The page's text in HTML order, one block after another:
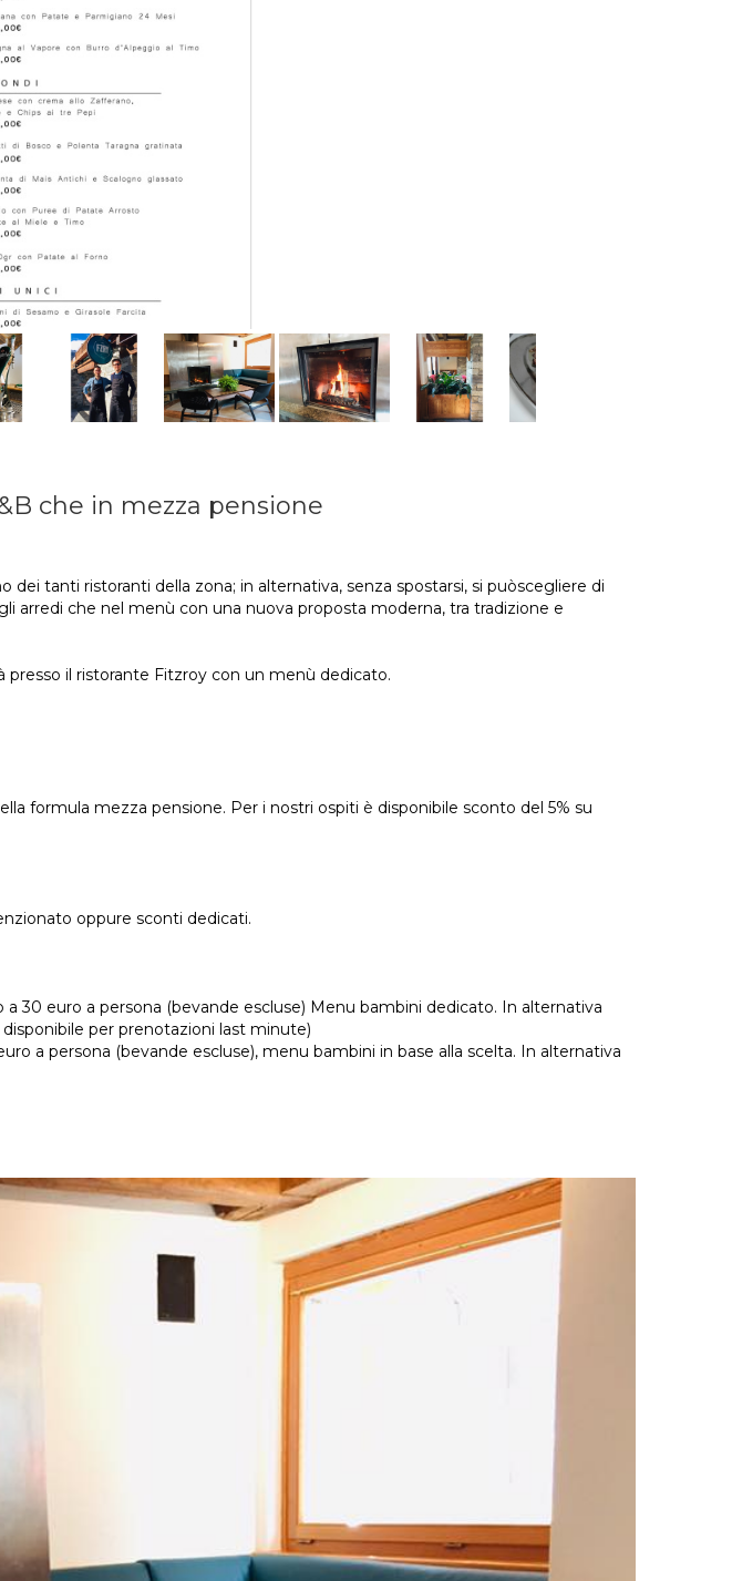
che in mezza pensione
tanti ristoranti della zona; in alternativa, senza spostarsi, si puòscegliere di
arredi che nel menù con una nuova proposta moderna, tra tradizione e
il ristorante Fitzroy con un menù dedicato.
formula mezza pensione. Per i nostri ospiti è disponibile sconto del 5% su
oppure sconti dedicati.
30 euro a persona (bevande escluse) Menu bambini dedicato. In alternativa
per prenotazioni last minute)
a persona (bevande escluse), menu bambini in base alla scelta. In alternativa